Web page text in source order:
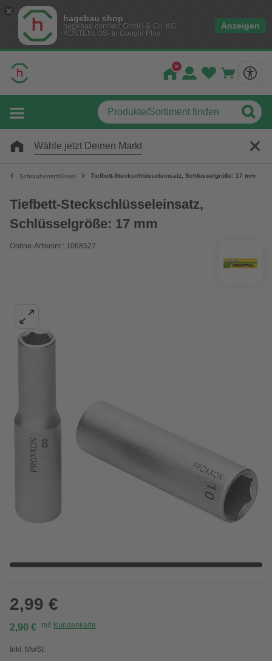
hagebau shop
hagebau connect GmbH & Co. KG
KOSTENLOS- In Google Play
Anzeigen
Wähle jetzt Deinen Markt
Schraubenschlüssel Tiefbett-Steckschlüsseleinsatz, Schlüsselgröße: 17 mm
Tiefbett-Steckschlüsseleinsatz,
Schlüsselgröße: 17 mm
Online-Artikelnr.: 1068527
2,99 €
2,90 € mit Kundenkarte
Inkl. MwSt.